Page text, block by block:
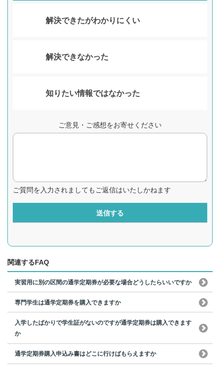
解決できたがわかりにくい
解決できなかった
知りたい情報ではなかった
ご意見・ご感想をお寄せください
ご質問を入力されましてもご返信はいたしかねます
送信する
関連するFAQ
実習用に別の区間の通学定期券が必要な場合どうしたらいいですか
専門学生は通学定期券を購入できますか
入学したばかりで学生証がないのですが通学定期券は購入できます
か
通学定期券購入申込み書はどこに行けばもらえますか